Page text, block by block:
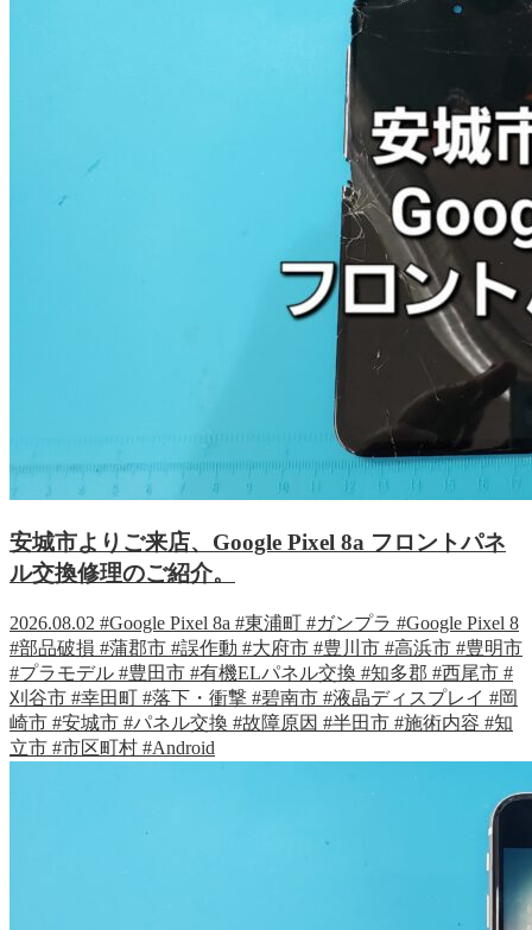
安城市よりご来店、Google Pixel 8a フロントパネ
ル交換修理のご紹介。
2026.08.02 #Google Pixel 8a #東浦町 #ガンプラ #Google Pixel 8
#部品破損 #蒲郡市 #誤作動 #大府市 #豊川市 #高浜市 #豊明市
#プラモデル #豊田市 #有機ELパネル交換 #知多郡 #西尾市 #
刈谷市 #幸田町 #落下・衝撃 #碧南市 #液晶ディスプレイ #岡
崎市 #安城市 #パネル交換 #故障原因 #半田市 #施術内容 #知
立市 #市区町村 #Android